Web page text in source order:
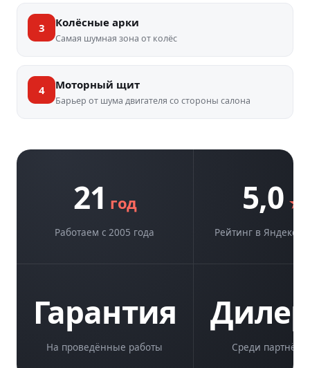
3 Колёсные арки
Самая шумная зона от колёс
4 Моторный щит
Барьер от шума двигателя со стороны салона
21 год
Работаем с 2005 года
5,0 ★
Рейтинг в
Гарантия
На проведённые работы Среди